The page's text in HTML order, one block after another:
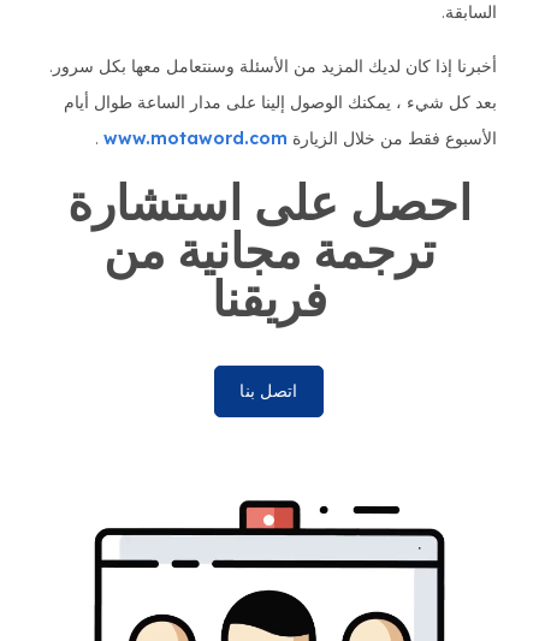
السابقة.
أخبرنا إذا كان لديك المزيد من الأسئلة وسنتعامل معها بكل سرور.
بعد كل شيء ، يمكنك الوصول إلينا على مدار الساعة طوال أيام
الأسبوع فقط من خلال الزيارة
.
احصل على استشارة
ترجمة مجانية من
فريقنا
اتصل بنا